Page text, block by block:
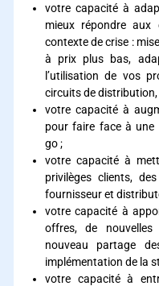
votre capacité à
mieux répondre aux
contexte de crise :
à prix plus bas,
l’utilisation de vos
circuits de distribution,
votre capacité à
pour faire face à une
go ;
votre capacité à
privilèges clients,
fournisseur et
votre capacité à
offres, de
nouveau partage
implémentation de la
votre capacité à